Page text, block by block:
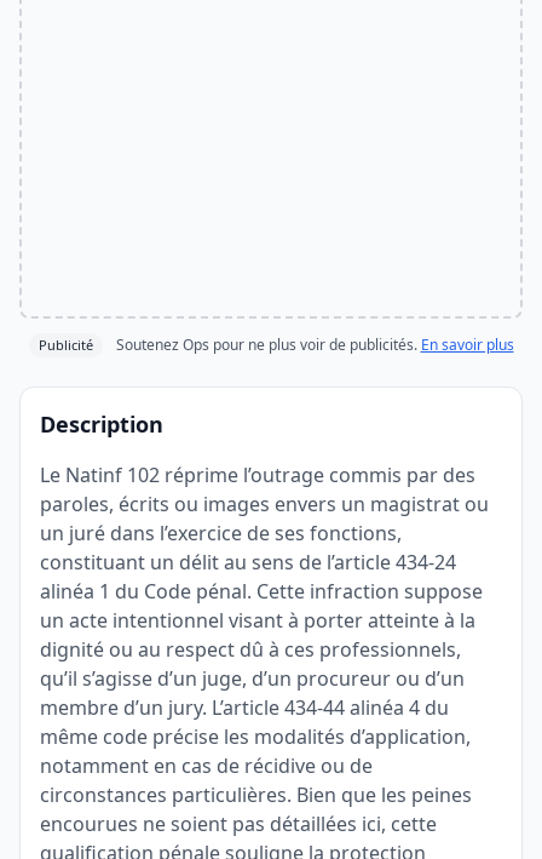
Publicité Soutenez Ops pour ne plus voir de publicités. En savoir plus
Description
Le Natinf 102 réprime l’outrage commis par des
paroles, écrits ou images envers un magistrat ou
un juré dans l’exercice de ses fonctions,
constituant un délit au sens de l’article 434-24
alinéa 1 du Code pénal. Cette infraction suppose
un acte intentionnel visant à porter atteinte à la
dignité ou au respect dû à ces professionnels,
qu’il s’agisse d’un juge, d’un procureur ou d’un
membre d’un jury. L’article 434-44 alinéa 4 du
même code précise les modalités d’application,
notamment en cas de récidive ou de
circonstances particulières. Bien que les peines
encourues ne soient pas détaillées ici, cette
qualification pénale souligne la protection